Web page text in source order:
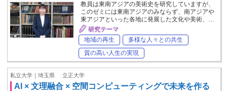
教員は東南アジアの美術史を研究していますが、
このゼミには東南アジアのみならず、南アジアや
東アジアといった各地に発展した文化や美術、…
研究テーマ
地域の再生
多様な人々との共生
質の高い人生の実現
私立大学｜埼玉県 立正大学
AI × 文理融合 × 空間コンピューティングで未来を作る